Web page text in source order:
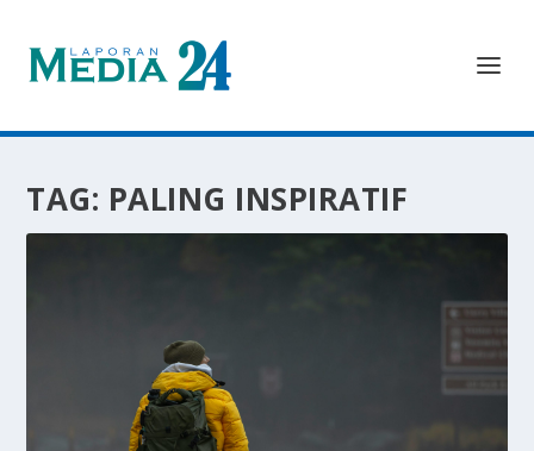
TAG: PALING INSPIRATIF